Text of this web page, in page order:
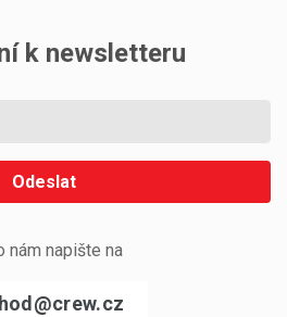
k newsletteru
Odeslat
nám napište na